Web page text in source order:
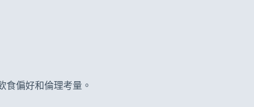
食偏好和倫理考量。